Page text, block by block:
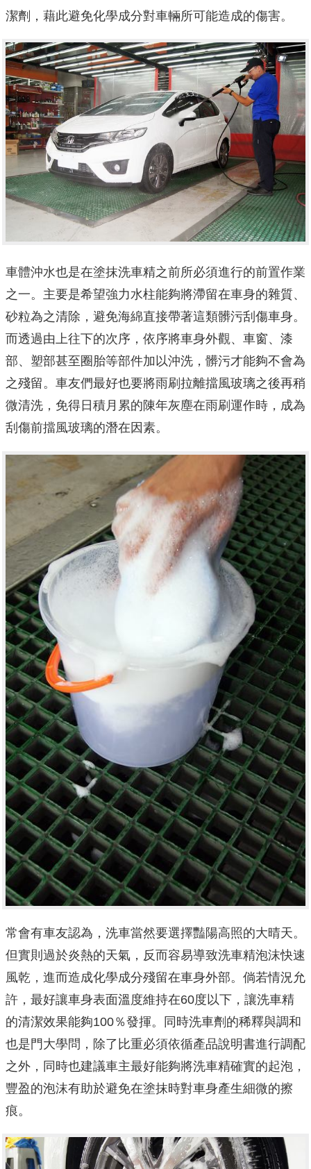
潔劑，藉此避免化學成分對車輛所可能造成的傷害。
車體沖水也是在塗抹洗車精之前所必須進行的前置作業
之一。主要是希望強力水柱能夠將滯留在車身的雜質、
砂粒為之清除，避免海綿直接帶著這類髒污刮傷車身。
而透過由上往下的次序，依序將車身外觀、車窗、漆
部、塑部甚至圈胎等部件加以沖洗，髒污才能夠不會為
之殘留。車友們最好也要將雨刷拉離擋風玻璃之後再稍
微清洗，免得日積月累的陳年灰塵在雨刷運作時，成為
刮傷前擋風玻璃的潛在因素。
常會有車友認為，洗車當然要選擇豔陽高照的大晴天。
但實則過於炎熱的天氣，反而容易導致洗車精泡沫快速
風乾，進而造成化學成分殘留在車身外部。倘若情況允
許，最好讓車身表面溫度維持在60度以下，讓洗車精
的清潔效果能夠100％發揮。同時洗車劑的稀釋與調和
也是門大學問，除了比重必須依循產品說明書進行調配
之外，同時也建議車主最好能夠將洗車精確實的起泡，
豐盈的泡沫有助於避免在塗抹時對車身產生細微的擦
痕。